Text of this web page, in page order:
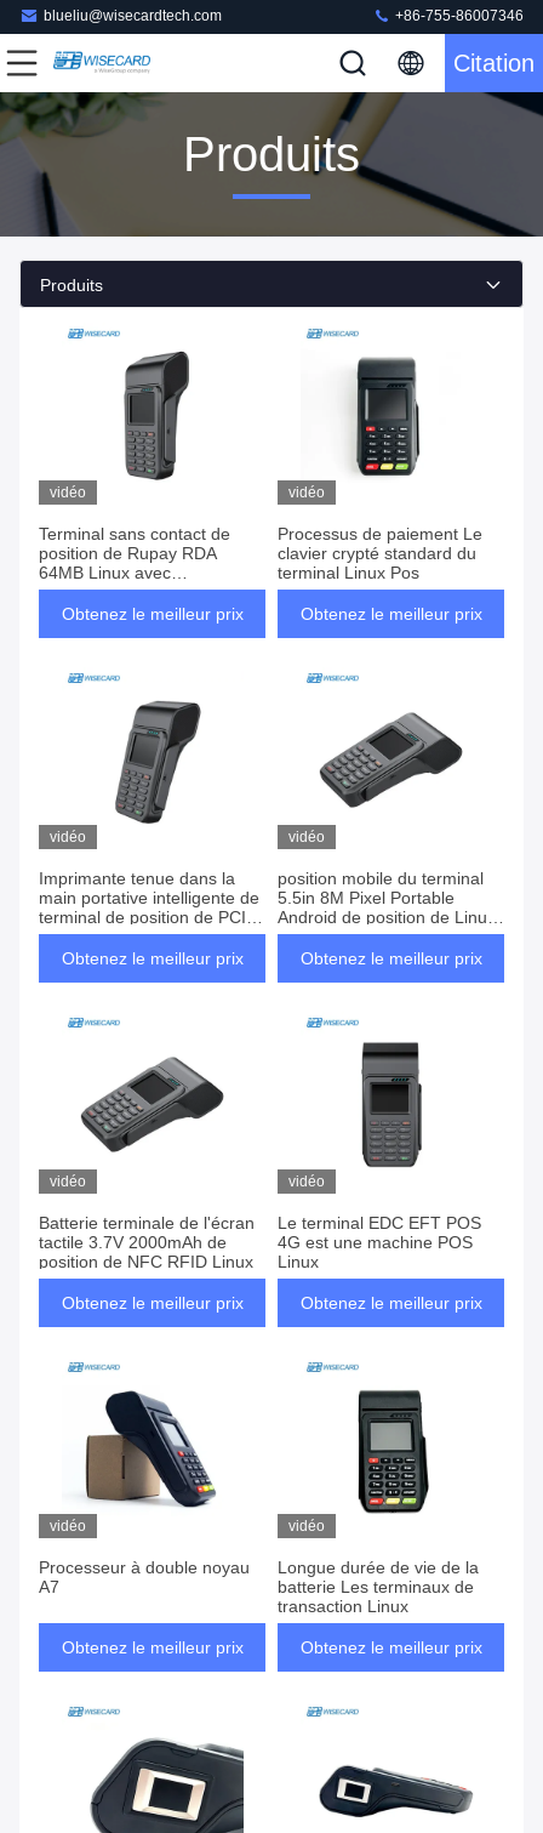
blueliu@wisecardtech.com +86-755-86007346
Citation
Produits
Produits
vidéo
Terminal sans contact de
position de Rupay RDA
64MB Linux avec
l'imprimante thermique
Obtenez le meilleur prix
vidéo
Processus de paiement Le
clavier crypté standard du
terminal Linux Pos
Obtenez le meilleur prix
vidéo
Imprimante tenue dans la
main portative intelligente de
terminal de position de PCI
SAD Linux de WCT T50
Obtenez le meilleur prix
vidéo
position mobile du terminal
5.5in 8M Pixel Portable
Android de position de Linux
du paiement 5800mAh
Obtenez le meilleur prix
vidéo
Batterie terminale de l'écran
tactile 3.7V 2000mAh de
position de NFC RFID Linux
Obtenez le meilleur prix
vidéo
Le terminal EDC EFT POS
4G est une machine POS
Linux
Obtenez le meilleur prix
vidéo
Processeur à double noyau
A7
Obtenez le meilleur prix
vidéo
Longue durée de vie de la
batterie Les terminaux de
transaction Linux
Obtenez le meilleur prix